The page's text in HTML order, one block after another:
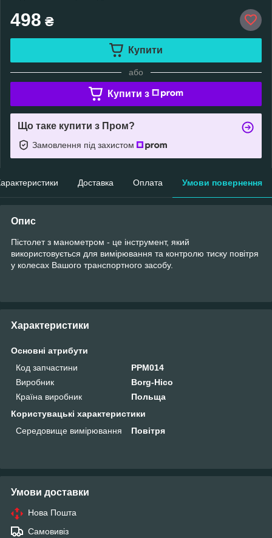
498 ₴
Купити
або
Купити з
Що таке купити з Пром?
Замовлення під захистом
Доставка Оплата Умови повернення
Опис
Пістолет з манометром - це інструмент, який
використовується для вимірювання та контролю тиску повітря
у колесах Вашого транспортного засобу.
Характеристики
Основні атрибути
Код запчастини
PPM014
Виробник
Borg-Hico
Країна виробник
Польща
Користувацькі характеристики
Середовище вимірювання
Повітря
Умови доставки
Нова Пошта
Самовивіз